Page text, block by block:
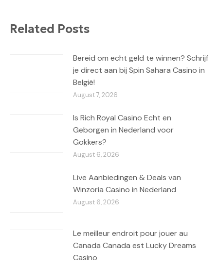
Related Posts
Bereid om echt geld te winnen? Schrijf
je direct aan bij Spin Sahara Casino in
België!
August 7, 2026
Is Rich Royal Casino Echt en
Geborgen in Nederland voor
Gokkers?
August 6, 2026
Live Aanbiedingen & Deals van
Winzoria Casino in Nederland
August 6, 2026
Le meilleur endroit pour jouer au
Canada Canada est Lucky Dreams
Casino